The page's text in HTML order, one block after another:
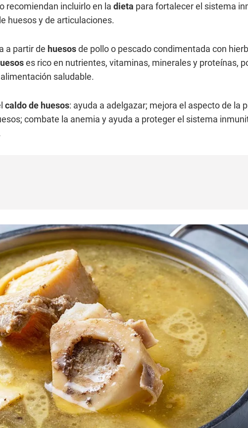
recomiendan incluirlo en la dieta para fortalecer el sistema
huesos y de articulaciones.
a partir de huesosde pollo o pescado condimentada con
es rico en nutrientes, vitaminas, minerales y proteínas,
saludable.
caldo de huesos: ayuda a adelgazar; mejora el aspecto de la
combate la anemia y ayuda a proteger el sistema